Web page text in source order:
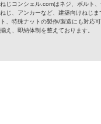
ねじコンシェル.comはネジ、ボルト
ねじ、アンカーなど、建築向けねじ
ト、特殊ナットの製作/製造にも対応
揃え、即納体制を整えております。